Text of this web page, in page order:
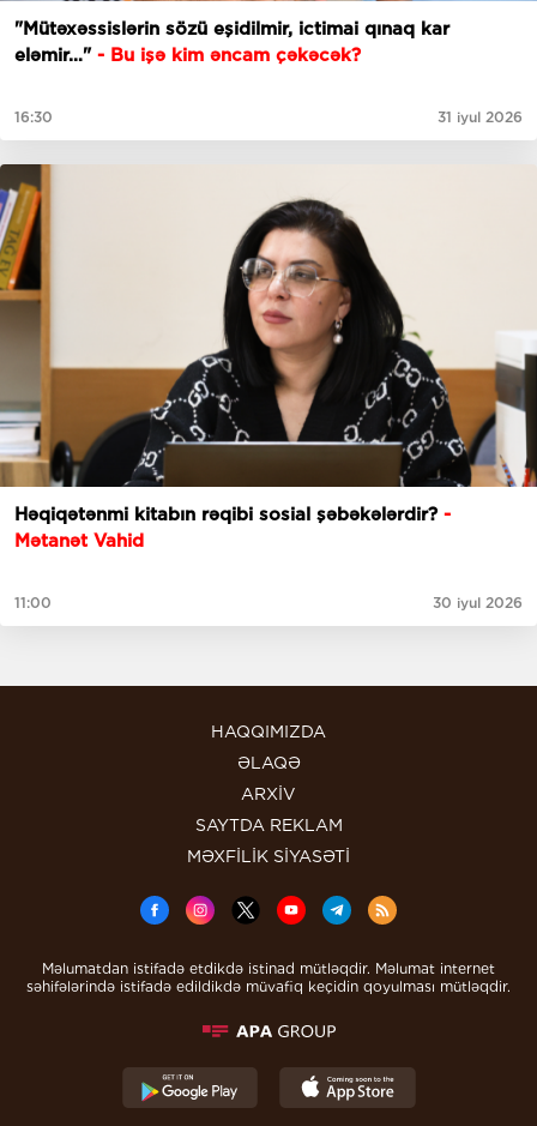
"Mütəxəssislərin sözü eşidilmir, ictimai qınaq kar
eləmir…" - Bu işə kim əncam çəkəcək?
16:30 31 iyul 2026
Həqiqətənmi kitabın rəqibi sosial şəbəkələrdir? -
Mətanət Vahid
11:00 30 iyul 2026
HAQQIMIZDA
ƏLAQƏ
ARXİV
SAYTDA REKLAM
MƏXFİLİK SİYASƏTİ
Məlumatdan istifadə etdikdə istinad mütləqdir. Məlumat internet
səhifələrində istifadə edildikdə müvafiq keçidin qoyulması mütləqdir.